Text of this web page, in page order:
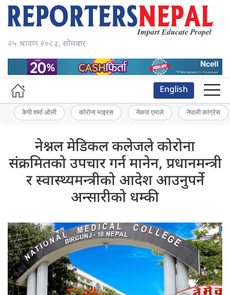
२५ श्रावण २०८३, सोमबार
English
केपी शर्मा ओली कोरोना भाइरस नेकपा एमाले नेपाली कांग्रेस
नेश्नल मेडिकल कलेजले कोरोना
संक्रमितको उपचार गर्न मानेन, प्रधानमन्त्री
र स्वास्थ्यमन्त्रीको आदेश आउनुपर्ने
अन्सारीको धम्की